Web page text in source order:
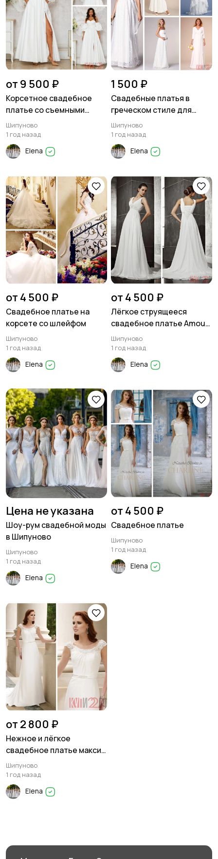
от 9 500 ₽
Корсетное свадебное
платье со съемными
рукавами
Шипуново
1 год назад
Elena
1 500 ₽
Свадебные платья в
греческом стиле для
невест в прекрасном
положении
Шипуново
1 год назад
Elena
от 4 500 ₽
Свадебное платье на
корсете со шлейфом
Шипуново
1 год назад
Elena
от 4 500 ₽
Лёгкое струящееся
свадебное платье Amour
Bridal
Шипуново
1 год назад
Elena
Цена не указана
Шоу-рум свадебной моды
в Шипуново
Шипуново
1 год назад
Elena
от 4 500 ₽
Свадебное платье
Шипуново
1 год назад
Elena
от 2 800 ₽
Нежное и лёгкое
свадебное платье макси с
нежным шлейфом
Шипуново
1 год назад
Elena